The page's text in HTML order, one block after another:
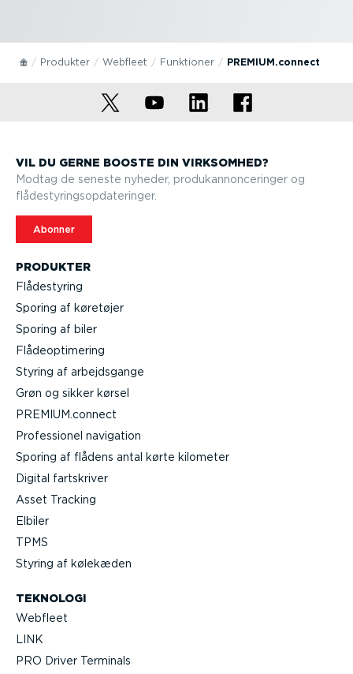
Produkter Webfleet Funktioner PREMIUM.connect
PRODUKTER
Flådestyring
Sporing af køretøjer
Sporing af biler
Flåde­op­ti­mering
Styring af arbejds­gange
Grøn og sikker kørsel
PREMIUM.connect
Profes­sionel navigation
Sporing af flådens antal kørte kilometer
Digital fartskriver
Asset Tracking
Elbiler
TPMS
Styring af kølekæden
TEKNOLOGI
Webfleet
LINK
PRO Driver Terminals
VIL DU GERNE BOOSTE DIN VIRKSOMHED?
Modtag de seneste nyheder, produkan­non­ce­ringer og
flådesty­rings­op­da­te­ringer.
Abonner